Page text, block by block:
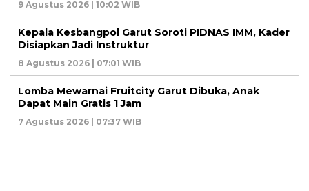
9 Agustus 2026 | 10:02 WIB
Kepala Kesbangpol Garut Soroti PIDNAS IMM, Kader
Disiapkan Jadi Instruktur
8 Agustus 2026 | 07:01 WIB
Lomba Mewarnai Fruitcity Garut Dibuka, Anak
Dapat Main Gratis 1 Jam
7 Agustus 2026 | 07:37 WIB